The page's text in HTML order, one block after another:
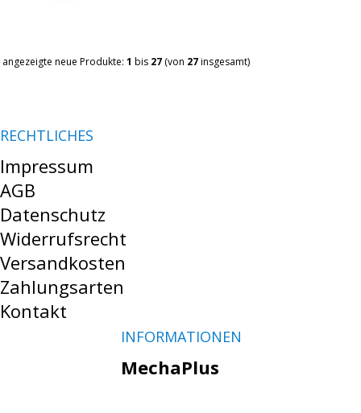
angezeigte neue Produkte: 1 bis 27 (von 27insgesamt)
RECHTLICHES
Impressum
AGB
Datenschutz
Widerrufsrecht
Versandkosten
Zahlungsarten
Kontakt
INFORMATIONEN
MechaPlus